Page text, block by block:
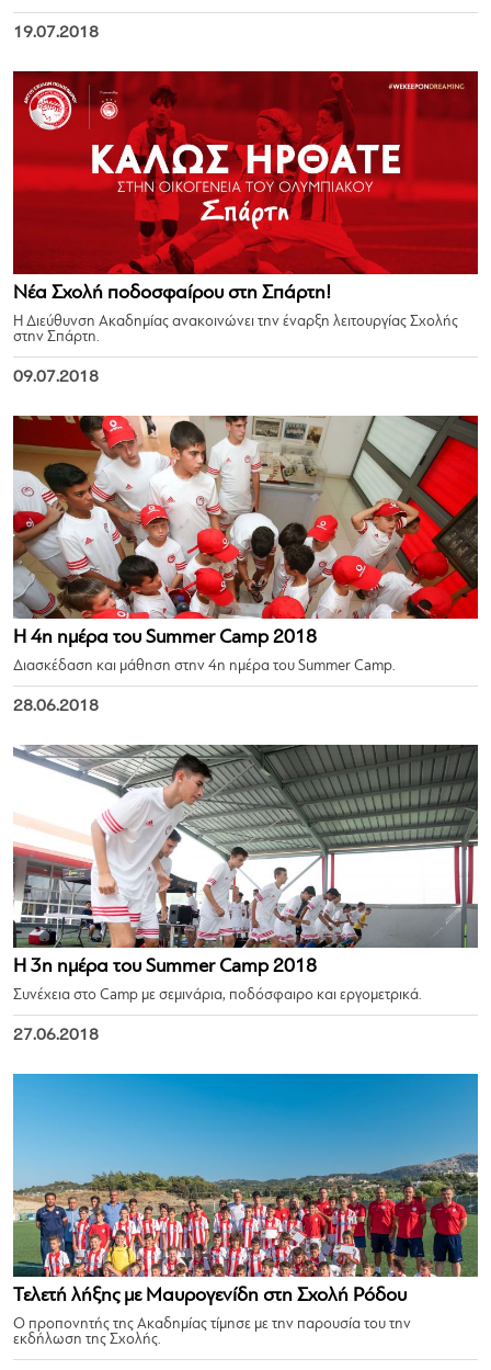
19.07.2018
Νέα Σχολή ποδοσφαίρου στη Σπάρτη!
Η Διεύθυνση Ακαδημίας ανακοινώνει την έναρξη λειτουργίας Σχολής
στην Σπάρτη.
09.07.2018
Η 4η ημέρα του Summer Camp 2018
Διασκέδαση και μάθηση στην 4η ημέρα του Summer Camp.
28.06.2018
Η 3η ημέρα του Summer Camp 2018
Συνέχεια στο Camp με σεμινάρια, ποδόσφαιρο και εργομετρικά.
27.06.2018
Τελετή λήξης με Μαυρογενίδη στη Σχολή Ρόδου
Ο προπονητής της Ακαδημίας τίμησε με την παρουσία του την
εκδήλωση της Σχολής.